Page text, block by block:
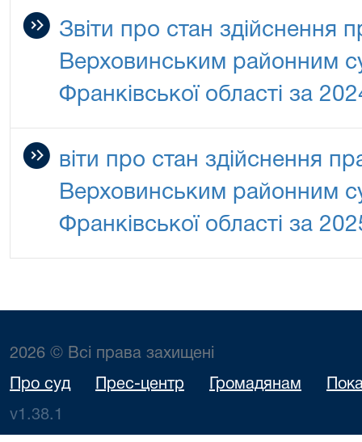
Звіти про стан здійснення
Верховинським районним
Франківської області за
віти про стан здійснення
Верховинським районним
Франківської області за
2026 © Всі права захищені
Про суд Прес-центр Громадянам
v1.38.1